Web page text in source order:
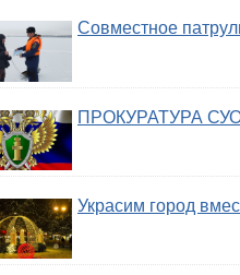
Совместное
ПРОКУРАТУРА
Украсим город